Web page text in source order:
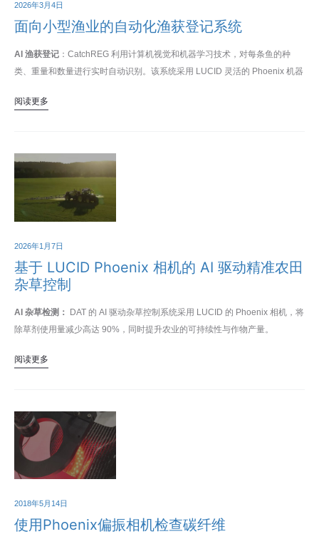
2026年3月4日
面向小型渔业的自动化渔获登记系统
AI 渔获登记 ：CatchREG 利用计算机视觉和机器学习技术，对每条鱼的种
类、重量和数量进行实时自动识别。该系统采用 LUCID 灵活的 Phoenix 机器
阅读更多
2026年1月7日
基于 LUCID Phoenix 相机的 AI 驱动精准农田
杂草控制
AI 杂草检测：
DAT 的 AI 驱动杂草控制系统采用 LUCID 的 Phoenix 相机，将
除草剂使用量减少高达 90%，同时提升农业的可持续性与作物产量。
阅读更多
2018年5月14日
使用Phoenix偏振相机检查碳纤维